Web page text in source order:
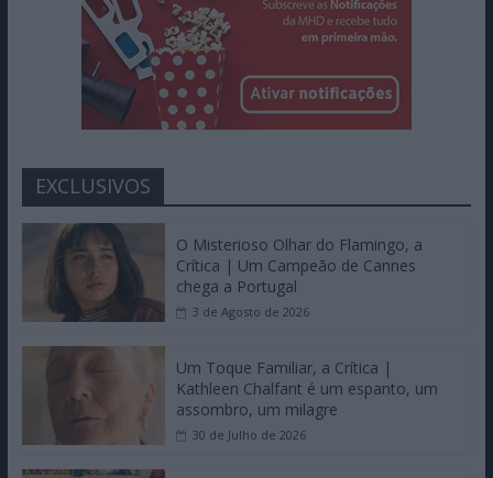
EXCLUSIVOS
O Misterioso Olhar do Flamingo, a
Crítica | Um Campeão de Cannes
chega a Portugal
3 de Agosto de 2026
Um Toque Familiar, a Crítica |
Kathleen Chalfant é um espanto, um
assombro, um milagre
30 de Julho de 2026